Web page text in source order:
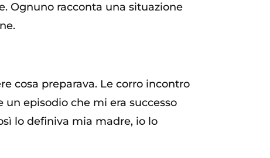
Ognuno racconta una situazione
cosa preparava. Le corro incontro
episodio che mi era successo
lo definiva mia madre, io lo